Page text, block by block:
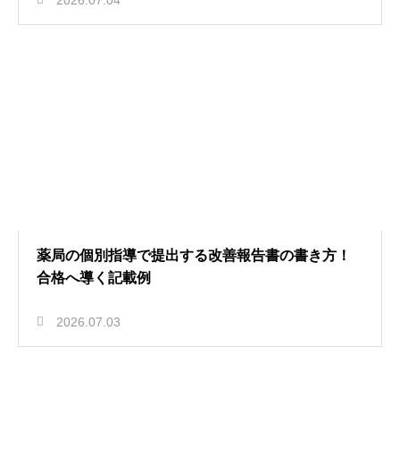
薬局の個別指導で提出する改善報告書の書き方！
合格へ導く記載例
2026.07.03